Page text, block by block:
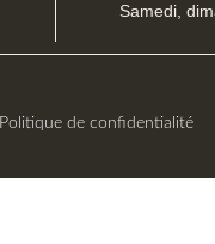
Samedi,
Politique de confidentialité